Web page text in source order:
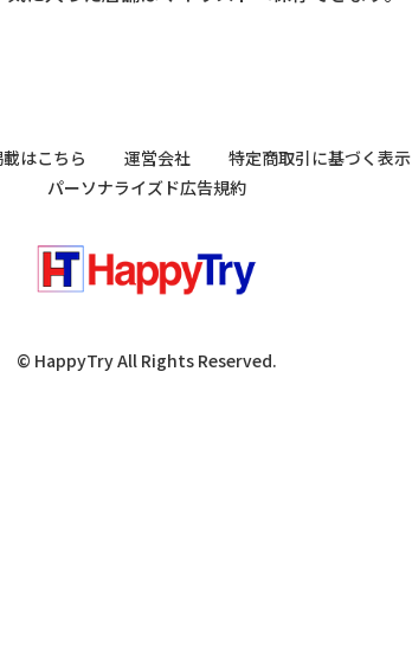
はこちら 運営会社 特定商取引に基づく表示
パーソナライズド広告規約
© HappyTry All Rights Reserved.